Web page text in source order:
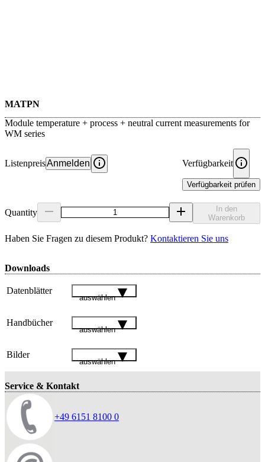
MATPN
Module temperature + process + neutral current measurements for
WM series
ListenpreisAnmelden Verfügbarkeit
Verfügbarkeit prüfen
Quantity
In den
Warenkorb
Haben Sie Fragen zu diesem Produkt? Kontaktieren Sie uns
Downloads
Datenblätter
auswählen
Handbücher
auswählen
Bilder
auswählen
Service & Kontakt
+49 6151 8100 0